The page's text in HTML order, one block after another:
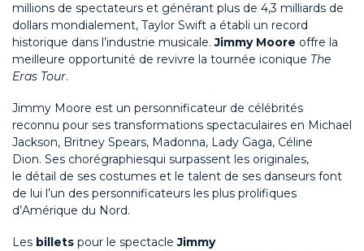
millions de spectateurs et générant plus de 4,3 milliards de
dollars mondialement, Taylor Swift a établi un record
historique dans l’industrie musicale.Jimmy Moore offre la
meilleure opportunité de revivre la tournée iconique The
Eras Tour.
Jimmy Moore est un personnificateur de célébrités
reconnu pour ses transformations spectaculaires en Michael
Jackson, Britney Spears, Madonna, Lady Gaga, Céline
Dion. Ses chorégraphiesqui surpassent les originales,
le détail de ses costumes et le talent de ses danseurs font
de lui l’un des personnificateurs les plus prolifiques
d’Amérique du Nord.
Les billets pour le spectacleJimmy